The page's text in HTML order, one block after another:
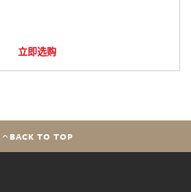
立即选购
BACK TO TOP